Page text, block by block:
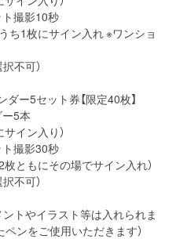
ト撮影10秒
ち1枚にサイン入れ ※ワンショ
不可）
ー5セット券【限定40枚】
5本
イン入り）
ト撮影30秒
枚ともにその場でサイン入れ）
不可）
ントやイラスト等は入れられま
ンをご使用いただきます）